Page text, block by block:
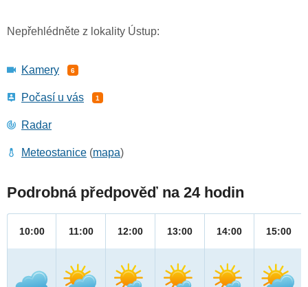
Nepřehlédněte z lokality Ústup:
Kamery 6
Počasí u vás 1
Radar
Meteostanice (mapa)
Podrobná předpověď na 24 hodin
10:00 11:00 12:00 13:00 14:00 15:00